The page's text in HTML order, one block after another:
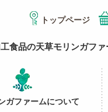
トップページ
食品の天草モリンガファ
ガファームについて